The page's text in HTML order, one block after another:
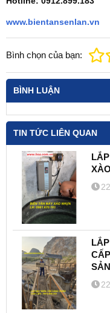
www.bientansenlan.vn
Bình chọn của bạn:
BÌNH LUẬN
TIN TỨC LIÊN QUAN
SẢN